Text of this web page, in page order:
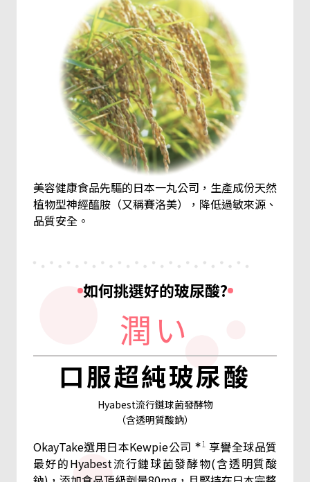
美容健康食品先驅的日本一丸公司，生產成份天然
植物型神經醯胺（又稱賽洛美），降低過敏來源、
品質安全。
如何挑選好的玻尿酸?
潤い
口服超純玻尿酸
Hyabest流行鏈球菌發酵物
（含透明質酸鈉）
OkayTake選用日本Kewpie公司 ∗1 享譽全球品質
最好的Hyabest流行鏈球菌發酵物(含透明質酸